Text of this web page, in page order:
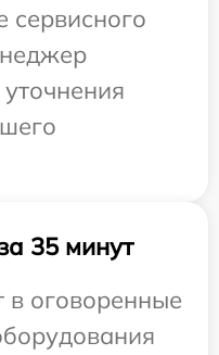
сервисного
35 минут
оговоренные